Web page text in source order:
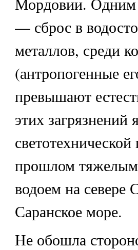
— сброс в
металлов, среди
(антропогенные
превышают
этих загрязнений
прошлом
водоем на севере
Саранское море.
Не обошла